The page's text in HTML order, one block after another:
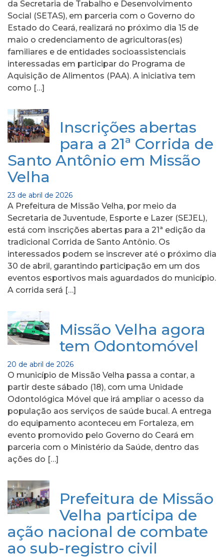
da Secretaria de Trabalho e Desenvolvimento
Social (SETAS), em parceria com o Governo do
Estado do Ceará, realizará no próximo dia 15 de
maio o credenciamento de agricultoras(es)
familiares e de entidades socioassistenciais
interessadas em participar do Programa de
Aquisição de Alimentos (PAA). A iniciativa tem
como […]
Inscrições abertas
para a 21ª Corrida de
Santo Antônio em Missão
Velha
23 de abril de 2026
A Prefeitura de Missão Velha, por meio da
Secretaria de Juventude, Esporte e Lazer (SEJEL),
está com inscrições abertas para a 21ª edição da
tradicional Corrida de Santo Antônio. Os
interessados podem se inscrever até o próximo dia
30 de abril, garantindo participação em um dos
eventos esportivos mais aguardados do município.
A corrida será […]
Missão Velha agora
tem Odontomóvel
20 de abril de 2026
O município de Missão Velha passa a contar, a
partir deste sábado (18), com uma Unidade
Odontológica Móvel que irá ampliar o acesso da
população aos serviços de saúde bucal. A entrega
do equipamento aconteceu em Fortaleza, em
evento promovido pelo Governo do Ceará em
parceria com o Ministério da Saúde, dentro das
ações do […]
Prefeitura de Missão
Velha participa de
ação nacional de combate
ao sub-registro civil